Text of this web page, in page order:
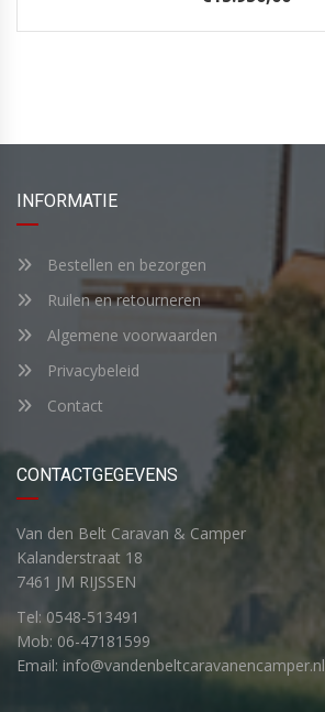
INFORMATIE
Bestellen en bezorgen
Ruilen en retourneren
Algemene voorwaarden
Privacybeleid
Contact
CONTACTGEGEVENS
Van den Belt Caravan & Camper
Kalanderstraat 18
7461 JM RIJSSEN
Tel: 0548-513491
Mob: 06-47181599
Email: info@vandenbeltcaravanencamper.nl